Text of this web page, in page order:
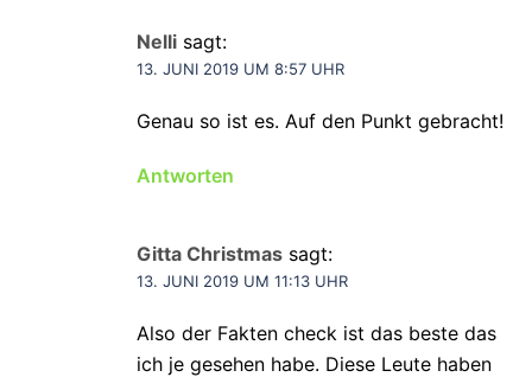
Nelli sagt:
13. JUNI 2019 UM 8:57 UHR
Genau so ist es. Auf den Punkt gebracht!
Antworten
Gitta Christmas sagt:
13. JUNI 2019 UM 11:13 UHR
Also der Fakten check ist das beste das
ich je gesehen habe. Diese Leute haben